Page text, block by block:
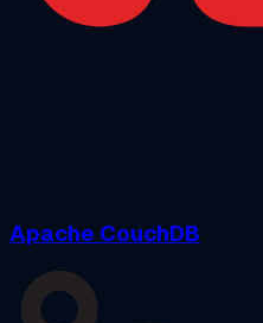
Apache CouchDB